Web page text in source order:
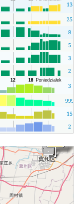
13
25
8
5
3
2
3
999
15
2